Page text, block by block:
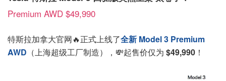
Premium AWD $49,990
特斯拉加拿大官网🔥正式上线了全新 Model 3 Premium
AWD （上海超级工厂制造），💸起售价仅为 $49,990 ！